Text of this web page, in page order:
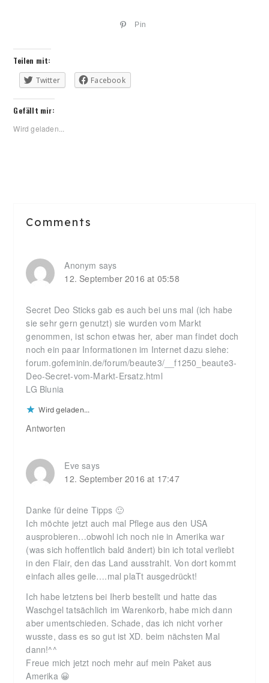
Pin
Teilen mit:
Twitter
Facebook
Gefällt mir:
Wird geladen...
Reader
Interactions
Comments
Anonym says
12. September 2016 at 05:58
Secret Deo Sticks gab es auch bei uns mal (ich habe
sie sehr gern genutzt) sie wurden vom Markt
genommen, ist schon etwas her, aber man findet doch
noch ein paar Informationen im Internet dazu siehe:
forum.gofeminin.de/forum/beaute3/__f1250_beaute3-
Deo-Secret-vom-Markt-Ersatz.html
LG Blunia
Wird geladen...
Antworten
Eve says
12. September 2016 at 17:47
Danke für deine Tipps 🙂
Ich möchte jetzt auch mal Pflege aus den USA
ausprobieren…obwohl ich noch nie in Amerika war
(was sich hoffentlich bald ändert) bin ich total verliebt
in den Flair, den das Land ausstrahlt. Von dort kommt
einfach alles geile….mal plaTt ausgedrückt!
Ich habe letztens bei Iherb bestellt und hatte das
Waschgel tatsächlich im Warenkorb, habe mich dann
aber umentschieden. Schade, das ich nicht vorher
wusste, dass es so gut ist XD. beim nächsten Mal
dann!^^
Freue mich jetzt noch mehr auf mein Paket aus
Amerika 😀